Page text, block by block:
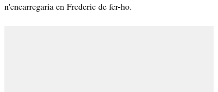
n'encarregaria en Frederic de fer-ho.